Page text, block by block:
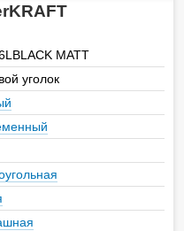
MATT
уголок